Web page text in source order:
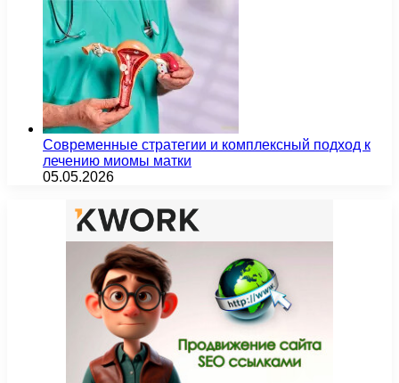
Современные стратегии и комплексный подход к
лечению миомы матки
05.05.2026